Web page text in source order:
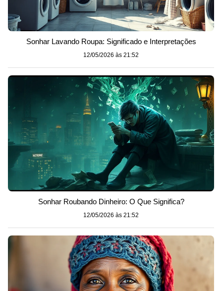
Sonhar Lavando Roupa: Significado e Interpretações
12/05/2026 às 21:52
Sonhar Roubando Dinheiro: O Que Significa?
12/05/2026 às 21:52